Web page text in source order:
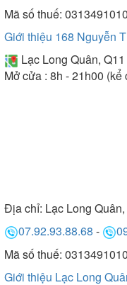
Mã số thuế: 0313491010
Giới thiệu 168 Nguyễn
Lạc Long Quân,
Mở cửa : 8h - 21h00
Địa chỉ: Lạc Long
07.92.93.88.68 -
Mã số thuế: 0313491010
Giới thiệu Lạc Long